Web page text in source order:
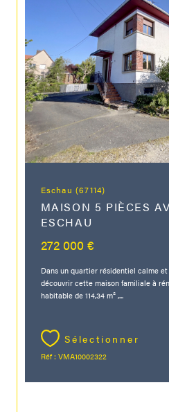
Eschau (67114)
MAISON 5 PIÈCES
ESCHAU
272 000 €
Dans un quartier résidentiel calme
découvrir cette maison familiale à
habitable de 114,34 m² ,...
Sélectionner
Réf : VMA10002322